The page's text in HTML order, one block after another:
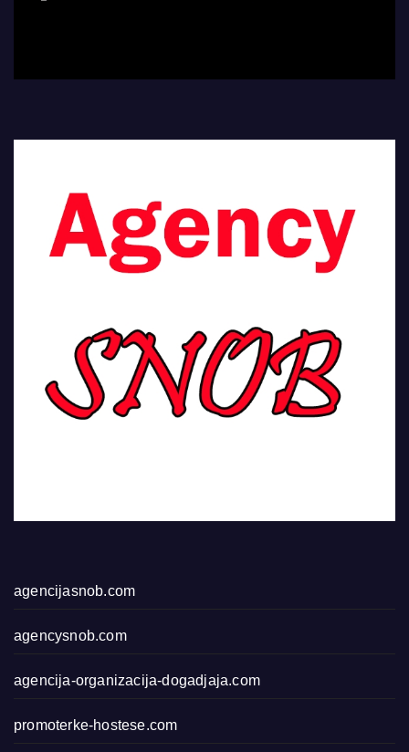
agencijasnob.com
agencysnob.com
agencija-organizacija-dogadjaja.com
promoterke-hostese.com